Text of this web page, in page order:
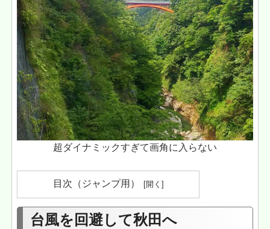
超ダイナミックすぎて画角に入らない
目次（ジャンプ用）
台風を回避して秋田へ